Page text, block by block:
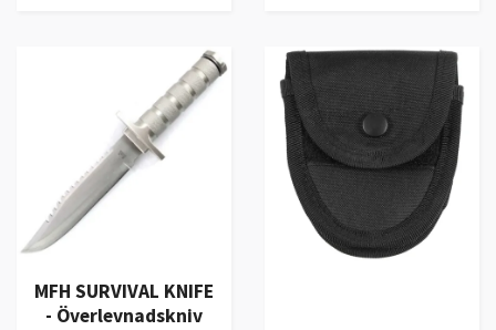
MFH SURVIVAL KNIFE
- Överlevnadskniv